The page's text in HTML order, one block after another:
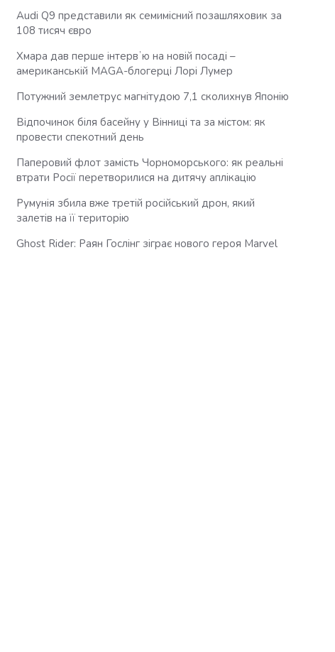
Audi Q9 представили як семимісний позашляховик за
108 тисяч євро
Хмара дав перше інтервʼю на новій посаді –
американській MAGA-блогерці Лорі Лумер
Потужний землетрус магнітудою 7,1 сколихнув Японію
Відпочинок біля басейну у Вінниці та за містом: як
провести спекотний день
Паперовий флот замість Чорноморського: як реальні
втрати Росії перетворилися на дитячу аплікацію
Румунія збила вже третій російський дрон, який
залетів на її територію
Ghost Rider: Раян Гослінг зіграє нового героя Marvel